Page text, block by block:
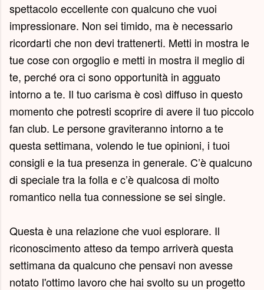
spettacolo eccellente con qualcuno che vuoi
impressionare. Non sei timido, ma è necessario
ricordarti che non devi trattenerti. Metti in mostra le
tue cose con orgoglio e metti in mostra il meglio di
te, perché ora ci sono opportunità in agguato
intorno a te. Il tuo carisma è così diffuso in questo
momento che potresti scoprire di avere il tuo piccolo
fan club. Le persone graviteranno intorno a te
questa settimana, volendo le tue opinioni, i tuoi
consigli e la tua presenza in generale. C’è qualcuno
di speciale tra la folla e c’è qualcosa di molto
romantico nella tua connessione se sei single.
Questa è una relazione che vuoi esplorare. Il
riconoscimento atteso da tempo arriverà questa
settimana da qualcuno che pensavi non avesse
notato l'ottimo lavoro che hai svolto su un progetto